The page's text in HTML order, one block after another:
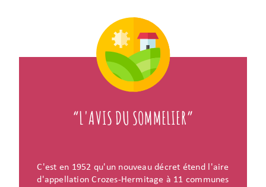
“L'AVIS DU SOMMELIER”
C'est en 1952 qu'un nouveau décret étend l'aire
d'appellation Crozes-Hermitage à 11 communes